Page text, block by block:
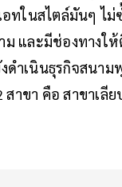
ทในสไตล์มันๆ ไ
และมีช่องทาง
ำเนินธุรกิจสนาม
าขา คือ สาขาเลี